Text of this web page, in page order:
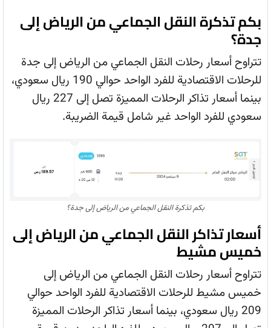
بكم تذكرة النقل الجماعي من الرياض إلى
جدة؟
تتراوح أسعار رحلات النقل الجماعي من الرياض إلى جدة
للرحلات الاقتصادية للفرد الواحد حوالي 190 ريال سعودي،
بينما أسعار تذاكر الرحلات المميزة تصل إلى 227 ريال
سعودي للفرد الواحد غير شامل قيمة الضريبة.
بكم تذكرة النقل الجماعي من الرياض إلى جدة؟
أسعار تذاكر النقل الجماعي من الرياض إلى
خميس مشيط
تتراوح أسعار رحلات النقل الجماعي من الرياض إلى
خميس مشيط للرحلات الاقتصادية للفرد الواحد حوالي
209 ريال سعودي، بينما أسعار تذاكر الرحلات المميزة